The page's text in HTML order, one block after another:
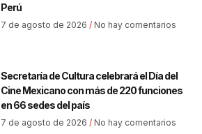
Perú
7 de agosto de 2026 No hay comentarios
Secretaría de Cultura celebrará el Día del
Cine Mexicano con más de 220 funciones
en 66 sedes del país
7 de agosto de 2026 No hay comentarios